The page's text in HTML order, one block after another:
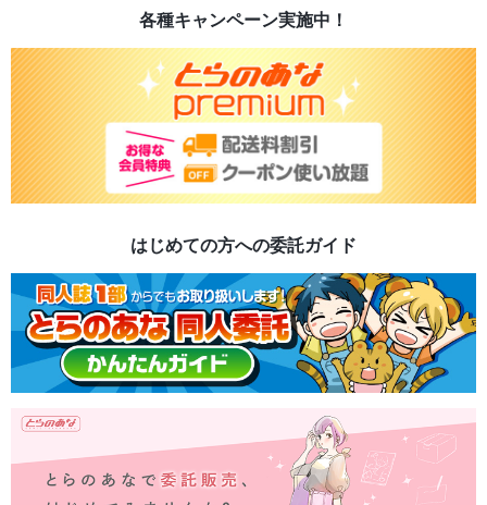
各種キャンペーン実施中！
はじめての方への委託ガイド